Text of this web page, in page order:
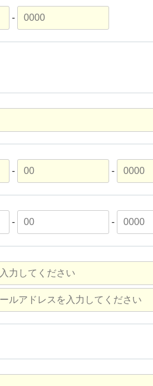
-
- -
- -